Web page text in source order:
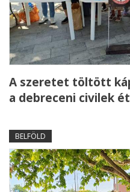
A szeretet töltött
a debreceni civilek
BELFÖLD